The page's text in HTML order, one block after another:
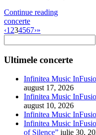
Continue reading
concerte
‹1 234567›»
Ultimele concerte
Infinitea Music
august 17, 2026
Infinitea Music
august 10, 2026
Infinitea Music
Infinitea Music
of Silence” iulie 30,